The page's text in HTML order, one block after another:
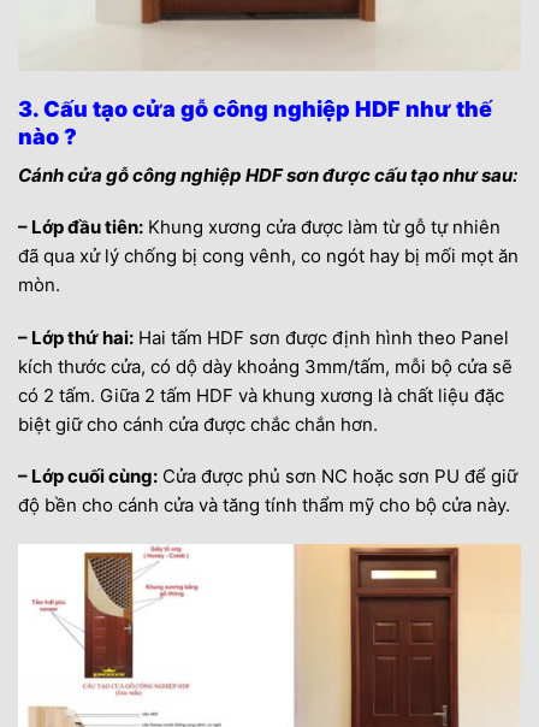
3. Cấu tạo cửa gỗ công nghiệp HDF như thế
nào ?
Cánh cửa gỗ công nghiệp HDF sơn được cấu tạo như sau:
– Lớp đầu tiên: Khung xương cửa được làm từ gỗ tự nhiên
đã qua xử lý chống bị cong vênh, co ngót hay bị mối mọt ăn
mòn.
– Lớp thứ hai: Hai tấm HDF sơn được định hình theo Panel
kích thước cửa, có dộ dày khoảng 3mm/tấm, mỗi bộ cửa sẽ
có 2 tấm. Giữa 2 tấm HDF và khung xương là chất liệu đặc
biệt giữ cho cánh cửa được chắc chắn hơn.
– Lớp cuối cùng: Cửa được phủ sơn NC hoặc sơn PU để giữ
độ bền cho cánh cửa và tăng tính thẩm mỹ cho bộ cửa này.